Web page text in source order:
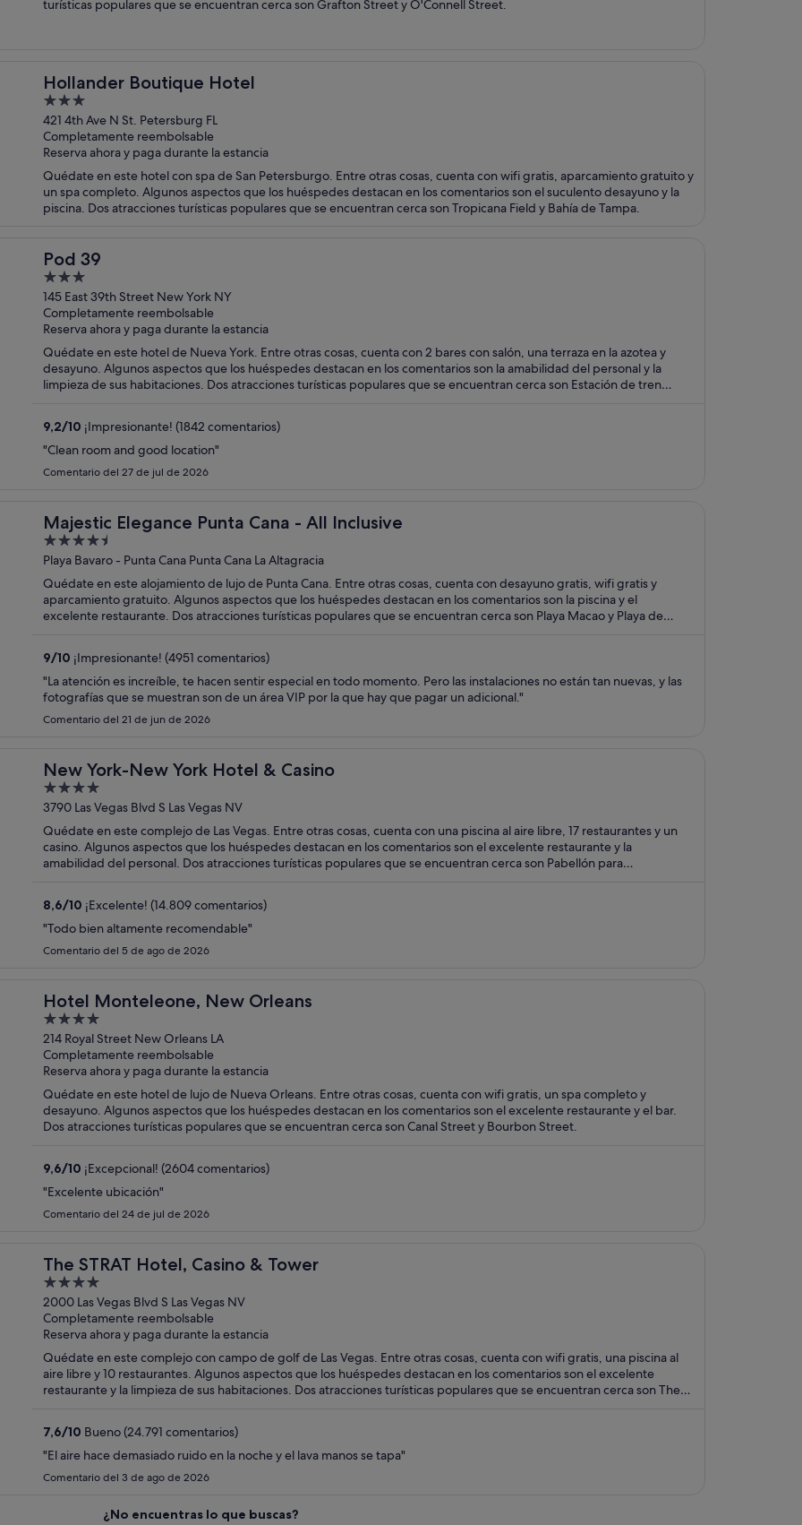
turísticas populares que se encuentran cerca son Grafton Street y O'Connell Street.
Hollander Boutique Hotel
3
out
of
5
421 4th Ave N St. Petersburg FL
Completamente reembolsable
Reserva ahora y paga durante la estancia
Quédate en este hotel con spa de San Petersburgo. Entre otras cosas, cuenta con wifi gratis, aparcamiento gratuito y
un spa completo. Algunos aspectos que los huéspedes destacan en los comentarios son el suculento desayuno y la
piscina. Dos atracciones turísticas populares que se encuentran cerca son Tropicana Field y Bahía de Tampa.
Pod 39
3
out
of
5
145 East 39th Street New York NY
Completamente reembolsable
Reserva ahora y paga durante la estancia
Quédate en este hotel de Nueva York. Entre otras cosas, cuenta con 2 bares con salón, una terraza en la azotea y
desayuno. Algunos aspectos que los huéspedes destacan en los comentarios son la amabilidad del personal y la
limpieza de sus habitaciones. Dos atracciones turísticas populares que se encuentran cerca son Estación de tren
9,2/10 ¡Impresionante! (1842 comentarios)
"Clean room and good location"
Comentario del 27 de jul de 2026
Majestic Elegance Punta Cana - All Inclusive
4.5
out
of
5
Playa Bavaro - Punta Cana Punta Cana La Altagracia
Quédate en este alojamiento de lujo de Punta Cana. Entre otras cosas, cuenta con desayuno gratis, wifi gratis y
aparcamiento gratuito. Algunos aspectos que los huéspedes destacan en los comentarios son la piscina y el
excelente restaurante. Dos atracciones turísticas populares que se encuentran cerca son Playa Macao y Playa de
9/10 ¡Impresionante! (4951 comentarios)
"La atención es increíble, te hacen sentir especial en todo momento. Pero las instalaciones no están tan nuevas, y las
fotografías que se muestran son de un área VIP por la que hay que pagar un adicional."
Comentario del 21 de jun de 2026
New York-New York Hotel & Casino
4
out
of
5
3790 Las Vegas Blvd S Las Vegas NV
Quédate en este complejo de Las Vegas. Entre otras cosas, cuenta con una piscina al aire libre, 17 restaurantes y un
casino. Algunos aspectos que los huéspedes destacan en los comentarios son el excelente restaurante y la
amabilidad del personal. Dos atracciones turísticas populares que se encuentran cerca son Pabellón para
8,6/10 ¡Excelente! (14.809 comentarios)
"Todo bien altamente recomendable"
Comentario del 5 de ago de 2026
Hotel Monteleone, New Orleans
4
out
of
5
214 Royal Street New Orleans LA
Completamente reembolsable
Reserva ahora y paga durante la estancia
Quédate en este hotel de lujo de Nueva Orleans. Entre otras cosas, cuenta con wifi gratis, un spa completo y
desayuno. Algunos aspectos que los huéspedes destacan en los comentarios son el excelente restaurante y el bar.
Dos atracciones turísticas populares que se encuentran cerca son Canal Street y Bourbon Street.
9,6/10 ¡Excepcional! (2604 comentarios)
"Excelente ubicación"
Comentario del 24 de jul de 2026
The STRAT Hotel, Casino & Tower
4
out
of
5
2000 Las Vegas Blvd S Las Vegas NV
Completamente reembolsable
Reserva ahora y paga durante la estancia
Quédate en este complejo con campo de golf de Las Vegas. Entre otras cosas, cuenta con wifi gratis, una piscina al
aire libre y 10 restaurantes. Algunos aspectos que los huéspedes destacan en los comentarios son el excelente
restaurante y la limpieza de sus habitaciones. Dos atracciones turísticas populares que se encuentran cerca son The
7,6/10 Bueno (24.791 comentarios)
"El aire hace demasiado ruido en la noche y el lava manos se tapa"
Comentario del 3 de ago de 2026
¿No encuentras lo que buscas?